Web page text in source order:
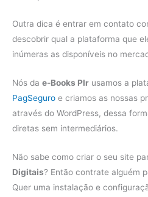
Outra dica é entrar em contato
descobrir qual a plataforma que
inúmeras as disponíveis no
Nós da e-Books Plr usamos a
PagSeguro e criamos as nossas
através do WordPress, dessa
diretas sem intermediários.
Não sabe como criar o seu site
Digitais? Então contrate alguém
Quer uma instalação e